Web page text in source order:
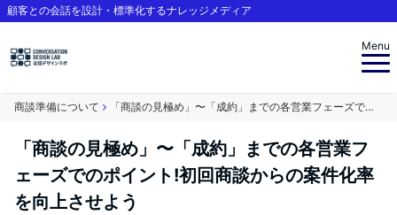
顧客との会話を設計・標準化するナレッジメディア
Menu
商談準備について 「商談の見極め」〜「成約」までの各営業フェーズでのポイント!初回商談からの案件化率を向上させよう
「商談の見極め」〜「成約」までの各営業フ
ェーズでのポイント!初回商談からの案件化率
を向上させよう